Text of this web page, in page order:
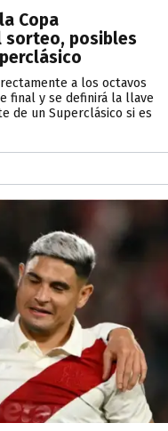
Copa
sorteo, posibles
a los octavos
final y se definirá la llave
de un Superclásico si es